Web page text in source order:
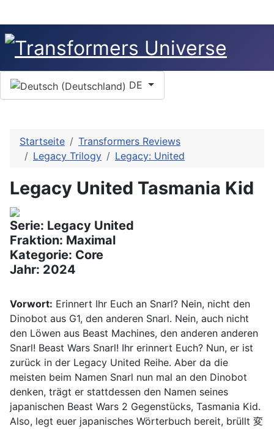
Sprache auswählen
DE
Startseite
Transformers Reviews
Legacy Trilogy
Legacy: United
Legacy United Tasmania Kid
Serie: Legacy United
Fraktion: Maximal
Kategorie: Core
Jahr: 2024
Vorwort: Erinnert Ihr Euch an Snarl? Nein, nicht den
Dinobot aus G1, den anderen Snarl. Nein, auch nicht
den Löwen aus Beast Machines, den anderen anderen
Snarl! Beast Wars Snarl! Ihr erinnert Euch? Nun, er ist
zurück in der Legacy United Reihe. Aber da die
meisten beim Namen Snarl nun mal an den Dinobot
denken, trägt er stattdessen den Namen seines
japanischen Beast Wars 2 Gegenstücks, Tasmania Kid.
Also, legt euer japanisches Wörterbuch bereit, brüllt 変